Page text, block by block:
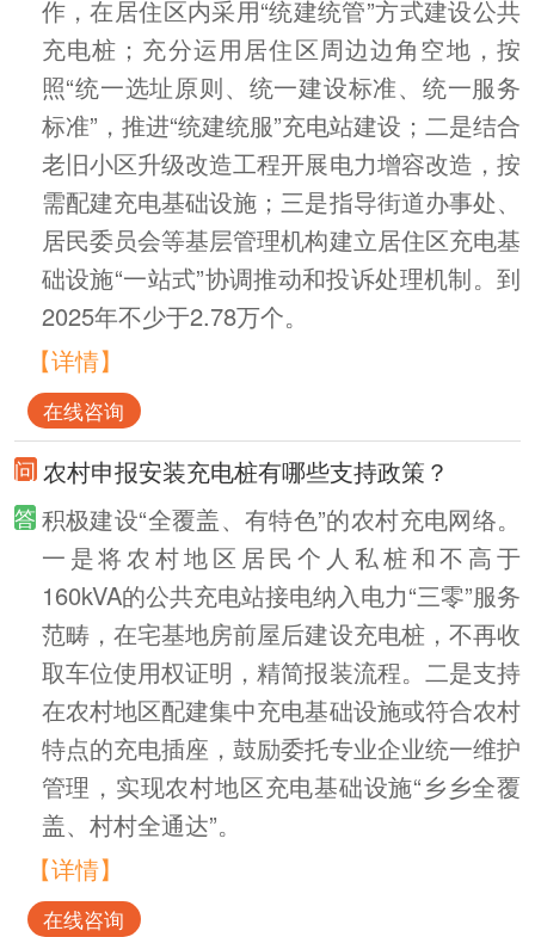
作，在居住区内采用“统建统管”方式建设公共
充电桩；充分运用居住区周边边角空地，按
照“统一选址原则、统一建设标准、统一服务
标准”，推进“统建统服”充电站建设；二是结合
老旧小区升级改造工程开展电力增容改造，按
需配建充电基础设施；三是指导街道办事处、
居民委员会等基层管理机构建立居住区充电基
础设施“一站式”协调推动和投诉处理机制。到
2025年不少于2.78万个。
【详情】
在线咨询
农村申报安装充电桩有哪些支持政策？
积极建设“全覆盖、有特色”的农村充电网络。
一是将农村地区居民个人私桩和不高于
160kVA的公共充电站接电纳入电力“三零”服务
范畴，在宅基地房前屋后建设充电桩，不再收
取车位使用权证明，精简报装流程。二是支持
在农村地区配建集中充电基础设施或符合农村
特点的充电插座，鼓励委托专业企业统一维护
管理，实现农村地区充电基础设施“乡乡全覆
盖、村村全通达”。
【详情】
在线咨询